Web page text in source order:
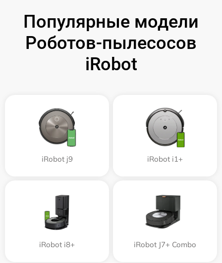
Популярные модели
Роботов-пылесосов
iRobot
iRobot j9 iRobot i1+
iRobot i8+ iRobot J7+ Combo